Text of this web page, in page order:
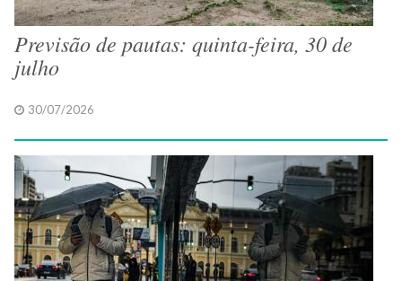
Previsão de pautas: quinta-feira, 30 de
julho
30/07/2026